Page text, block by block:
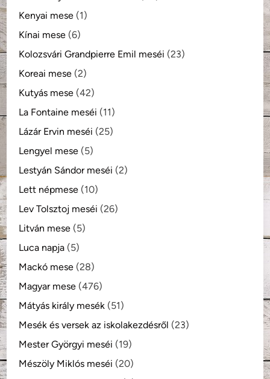
Kenyai mese (1)
Kínai mese (6)
Kolozsvári Grandpierre Emil meséi (23)
Koreai mese (2)
Kutyás mese (42)
La Fontaine meséi (11)
Lázár Ervin meséi (25)
Lengyel mese (5)
Lestyán Sándor meséi (2)
Lett népmese (10)
Lev Tolsztoj meséi (26)
Litván mese (5)
Luca napja (5)
Mackó mese (28)
Magyar mese (476)
Mátyás király mesék (51)
Mesék és versek az iskolakezdésről (23)
Mester Györgyi meséi (19)
Mészöly Miklós meséi (20)